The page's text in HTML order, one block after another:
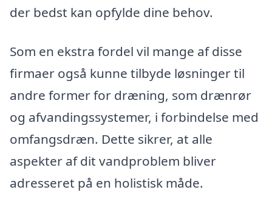
der bedst kan opfylde dine behov.
Som en ekstra fordel vil mange af disse
firmaer også kunne tilbyde løsninger til
andre former for dræning, som drænrør
og afvandingssystemer, i forbindelse med
omfangsdræn. Dette sikrer, at alle
aspekter af dit vandproblem bliver
adresseret på en holistisk måde.